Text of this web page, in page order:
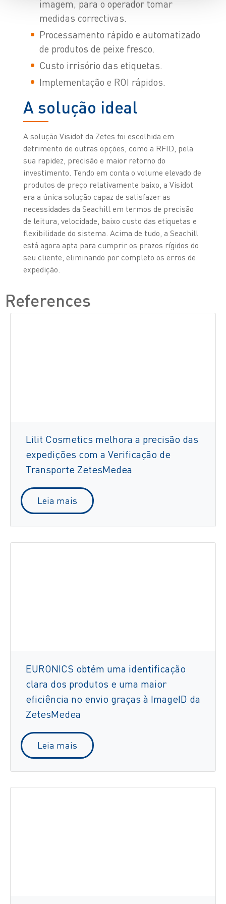
imagem, para o operador tomar
medidas correctivas.
Processamento rápido e automatizado
de produtos de peixe fresco.
Custo irrisório das etiquetas.
Implementação e ROI rápidos.
A solução ideal
A solução Visidot da Zetes foi escolhida em
detrimento de outras opções, como a RFID, pela
sua rapidez, precisão e maior retorno do
investimento. Tendo em conta o volume elevado de
produtos de preço relativamente baixo, a Visidot
era a única solução capaz de satisfazer as
necessidades da Seachill em termos de precisão
de leitura, velocidade, baixo custo das etiquetas e
flexibilidade do sistema. Acima de tudo, a Seachill
está agora apta para cumprir os prazos rígidos do
seu cliente, eliminando por completo os erros de
expedição.
References
Lilit Cosmetics melhora a precisão das
expedições com a Verificação de
Transporte ZetesMedea
Leia mais
EURONICS obtém uma identificação
clara dos produtos e uma maior
eficiência no envio graças à ImageID da
ZetesMedea
Leia mais